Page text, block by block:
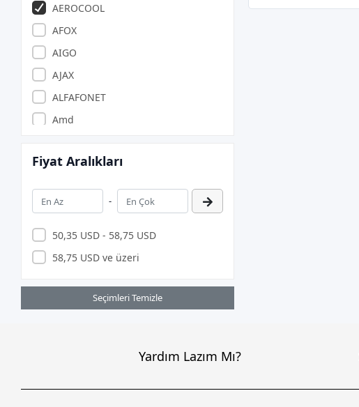
AEROCOOL
AFOX
AIGO
AJAX
ALFAFONET
Amd
APACER
APARATCI
APRONX
Argox
ARZUM
AXLE
Fiyat Aralıkları
-
50,35 USD - 58,75 USD
58,75 USD ve üzeri
Seçimleri Temizle
Yardım Lazım Mı?